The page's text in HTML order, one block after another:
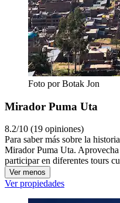
Foto por Botak Jon
Mirador Puma Uta
8.2/10 (19 opiniones)
Para saber más sobre la
Mirador Puma Uta.
participar en diferentes tours
Ver menos
Ver propiedades